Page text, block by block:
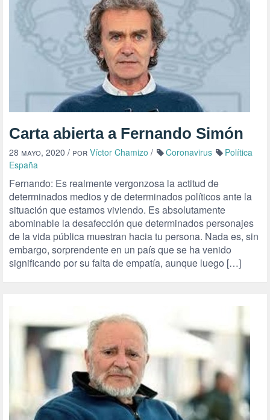
Carta abierta a Fernando Simón
28 mayo, 2020 / por Víctor Chamizo / Coronavirus
Política
España
Fernando: Es realmente vergonzosa la actitud de
determinados medios y de determinados políticos ante la
situación que estamos viviendo. Es absolutamente
abominable la desafección que determinados personajes
de la vida pública muestran hacia tu persona. Nada es, sin
embargo, sorprendente en un país que se ha venido
significando por su falta de empatía, aunque luego […]